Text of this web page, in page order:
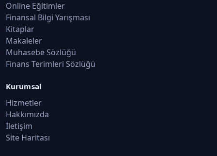
Online Eğitimler
Finansal Bilgi Yarışması
Kitaplar
Makaleler
Muhasebe Sözlüğü
Finans Terimleri Sözlüğü
Kurumsal
Hizmetler
Hakkımızda
İletişim
Site Haritası